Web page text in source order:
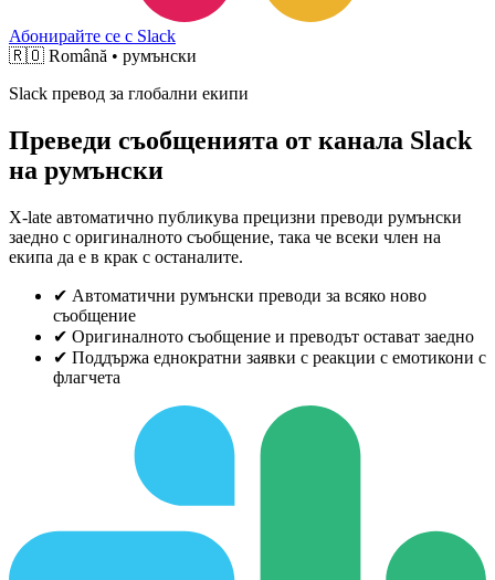
Абонирайте се с Slack
🇷🇴 Română • румънски
Slack превод за глобални екипи
Преведи съобщенията от канала Slack
на румънски
X-late автоматично публикува прецизни преводи румънски
заедно с оригиналното съобщение, така че всеки член на
екипа да е в крак с останалите.
✔ Автоматични румънски преводи за всяко ново
съобщение
✔ Оригиналното съобщение и преводът остават заедно
✔ Поддържа еднократни заявки с реакции с емотикони с
флагчета